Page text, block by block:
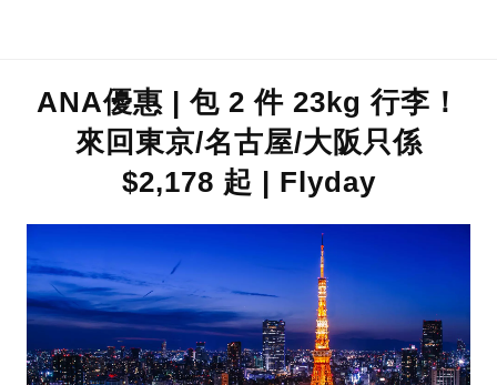
ANA優惠 | 包 2 件 23kg 行李！
來回東京/名古屋/大阪只係
$2,178 起 | Flyday